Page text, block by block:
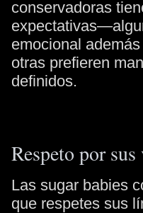
conservadoras
emocional
otras prefieren
definidos.
Respeto por sus
Las sugar babies
que respetes sus